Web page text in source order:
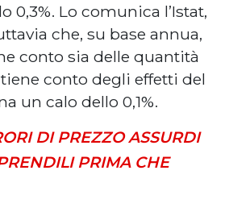
0,3%. Lo comunica l’Istat,
che, su base annua,
conto sia delle quantità
conto degli effetti del
un calo dello 0,1%.
DI PREZZO ASSURDI
PRIMA CHE